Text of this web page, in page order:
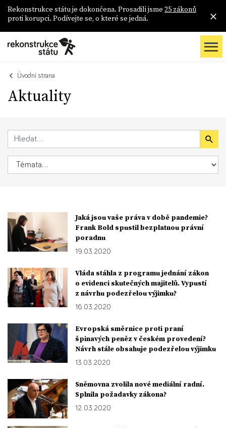
Rekonstrukce státu je dokončena. Prosadili jsme 25 zákonů
proti korupci. Podívejte se, o které se jedná.
Úvodní strana
Aktuality
Jaká jsou vaše práva v době pandemie?
Frank Bold spustil bezplatnou právní
poradnu
19. 03. 2020
Vláda stáhla z programu jednání zákon
o evidenci skutečných majitelů. Vypustí
z návrhu podezřelou výjimku?
16. 03. 2020
Evropská směrnice proti praní
špinavých peněz v českém provedení?
Návrh stále obsahuje podezřelou výjimku
13. 03. 2020
Sněmovna zvolila nové mediální radní.
Splnila požadavky zákona?
12. 03. 2020